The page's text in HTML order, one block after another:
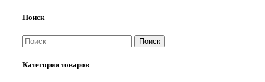
Поиск
Поиск
Категории товаров